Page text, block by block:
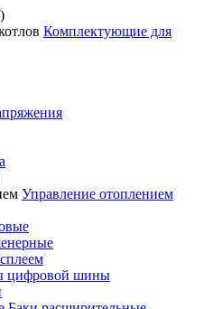
Комплектующие для
Управление отоплением
цифровой шины